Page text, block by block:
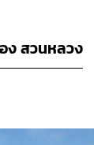
ง สวนหลวง